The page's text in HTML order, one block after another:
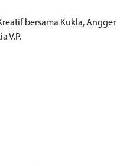
bersama Kukla, Angger
V.P.